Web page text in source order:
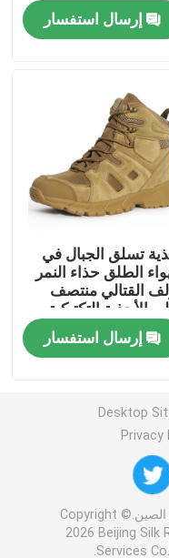
إرسال استفسار
تسلق الجبال في
الطلق حذاء النمر
القتالي منتصف
الأحذية التكتيكية
إرسال استفسار
Desktop
Privacy
مصنع الصين.Copyright ©
2026 Beijing Silk
Services